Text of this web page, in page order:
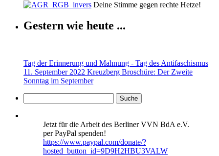
Deine Stimme gegen rechte Hetze!
Gestern wie heute ...
Tag der Erinnerung und Mahnung - Tag des Antifaschismus
11. September 2022 Kreuzberg Broschüre: Der Zweite
Sonntag im September
Jetzt für die Arbeit des Berliner VVN BdA e.V.
per PayPal spenden!
https://www.paypal.com/donate/?
hosted_button_id=9D9H2HBU3VALW